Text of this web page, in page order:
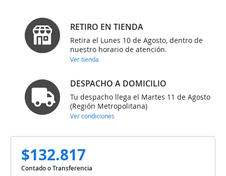
RETIRO EN TIENDA
Retira el Lunes 10 de Agosto, dentro de
nuestro horario de atención.
Ver tienda
DESPACHO A DOMICILIO
Tu despacho llega el Martes 11 de Agosto
(Región Metropolitana)
Ver condiciones
$132.817
Contado o Transferencia